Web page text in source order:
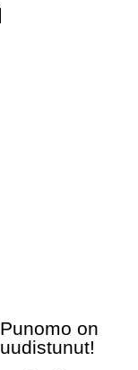
Punomo on
uudistunut!